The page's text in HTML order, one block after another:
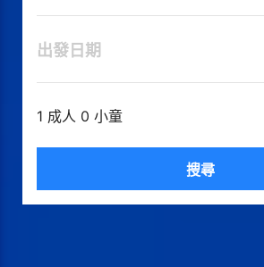
出發日期
1 成人 0 小童
搜尋